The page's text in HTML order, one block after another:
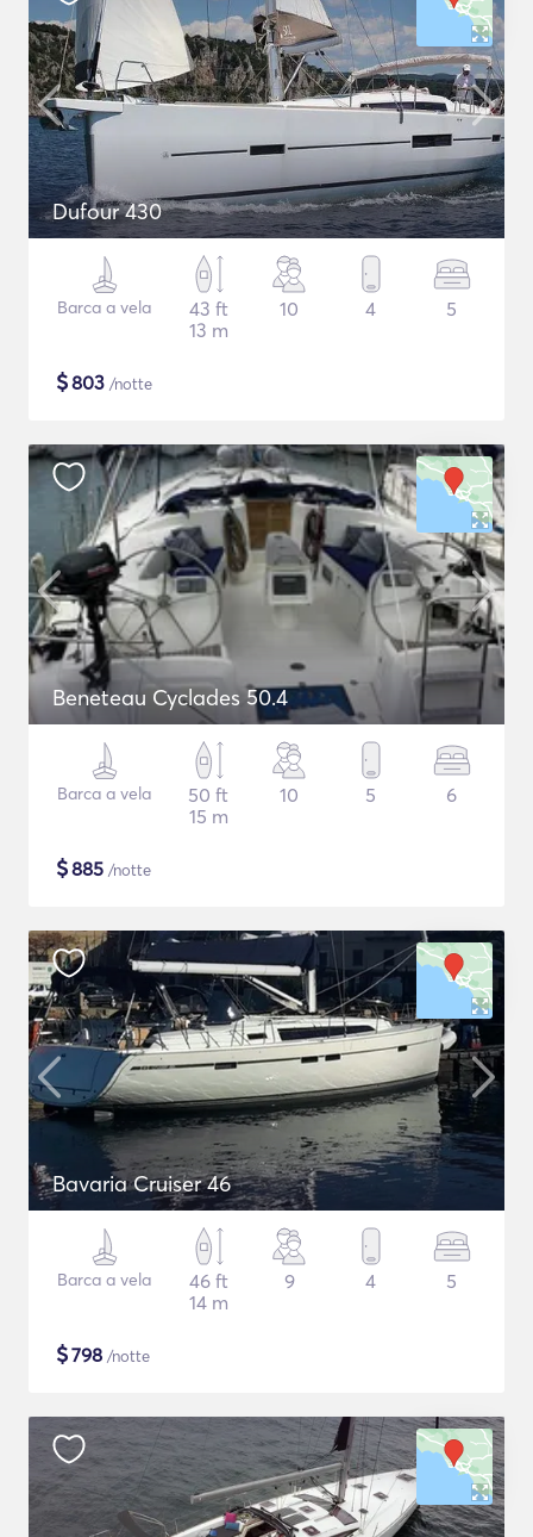
Dufour 430
Barca a vela
43 ft
13 m
10 4 5
$803 /notte
Beneteau Cyclades 50.4
Barca a vela
50 ft
15 m
10 5 6
$885 /notte
Bavaria Cruiser 46
Barca a vela
46 ft
14 m
9 4 5
$798 /notte